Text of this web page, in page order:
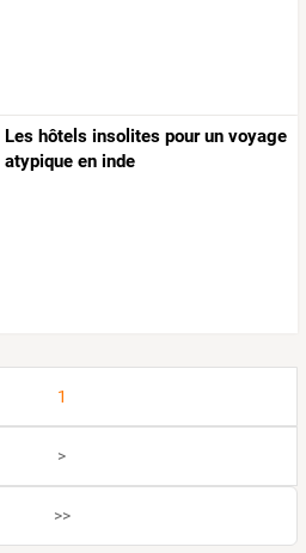
Les hôtels insolites pour un voyage
atypique en inde
1
>
>>